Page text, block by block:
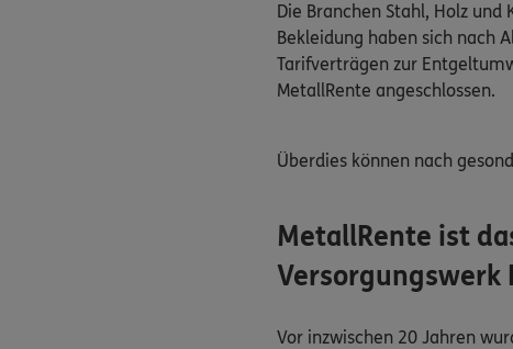
Die Branchen Stahl, Holz
Bekleidung haben sich nach
Tarifverträgen zur
MetallRente angeschlossen.
Überdies können nach
MetallRente ist
Versorgungswerk
Vor inzwischen 20 Jahren